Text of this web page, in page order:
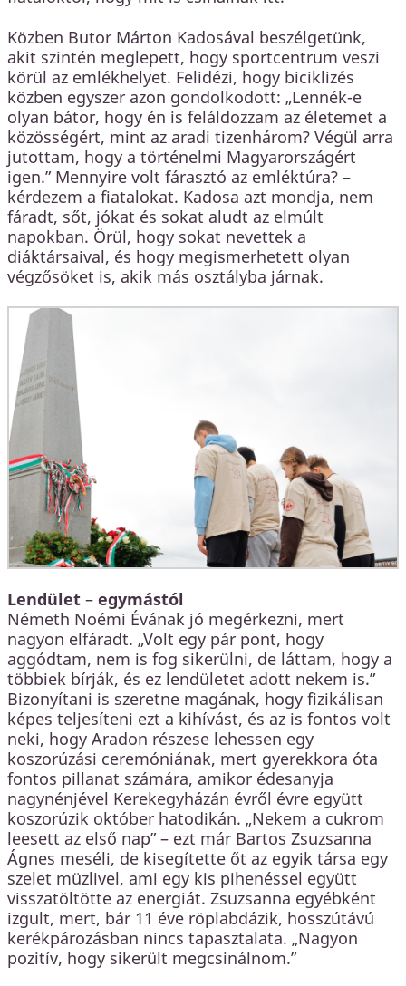
Közben Butor Márton Kadosával beszélgetünk,
akit szintén meglepett, hogy sportcentrum veszi
körül az emlékhelyet. Felidézi, hogy biciklizés
közben egyszer azon gondolkodott: „Lennék-e
olyan bátor, hogy én is feláldozzam az életemet a
közösségért, mint az aradi tizenhárom? Végül arra
jutottam, hogy a történelmi Magyarországért
igen.” Mennyire volt fárasztó az emléktúra? –
kérdezem a fiatalokat. Kadosa azt mondja, nem
fáradt, sőt, jókat és sokat aludt az elmúlt
napokban. Örül, hogy sokat nevettek a
diáktársaival, és hogy megismerhetett olyan
végzősöket is, akik más osztályba járnak.
Lendület – egymástól
Németh Noémi Évának jó megérkezni, mert
nagyon elfáradt. „Volt egy pár pont, hogy
aggódtam, nem is fog sikerülni, de láttam, hogy a
többiek bírják, és ez lendületet adott nekem is.”
Bizonyítani is szeretne magának, hogy fizikálisan
képes teljesíteni ezt a kihívást, és az is fontos volt
neki, hogy Aradon részese lehessen egy
koszorúzási ceremóniának, mert gyerekkora óta
fontos pillanat számára, amikor édesanyja
nagynénjével Kerekegyházán évről évre együtt
koszorúzik október hatodikán. „Nekem a cukrom
leesett az első nap” – ezt már Bartos Zsuzsanna
Ágnes meséli, de kisegítette őt az egyik társa egy
szelet müzlivel, ami egy kis pihenéssel együtt
visszatöltötte az energiát. Zsuzsanna egyébként
izgult, mert, bár 11 éve röplabdázik, hosszútávú
kerékpározásban nincs tapasztalata. „Nagyon
pozitív, hogy sikerült megcsinálnom.”